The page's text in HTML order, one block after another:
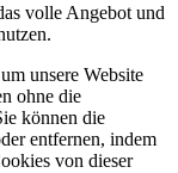
volle Angebot und
unsere Website
ohne die
können die
entfernen, indem
von dieser